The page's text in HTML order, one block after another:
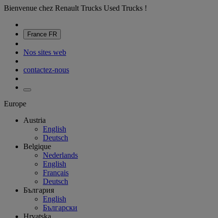
Bienvenue chez Renault Trucks Used Trucks !
France FR
Nos sites web
contactez-nous
Europe
Austria
English
Deutsch
Belgique
Nederlands
English
Français
Deutsch
България
English
Български
Hrvatska